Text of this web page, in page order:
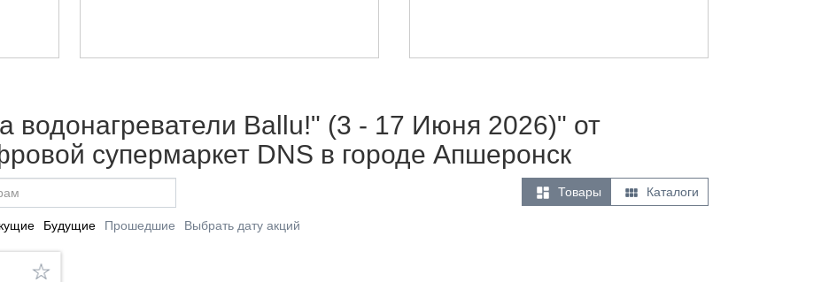
водонагреватели Ballu!" (3 - 17 Июня 2026)" от
супермаркет DNS в городе Апшеронск
 Товары  Каталоги
Будущие Прошедшие Выбрать дату акций